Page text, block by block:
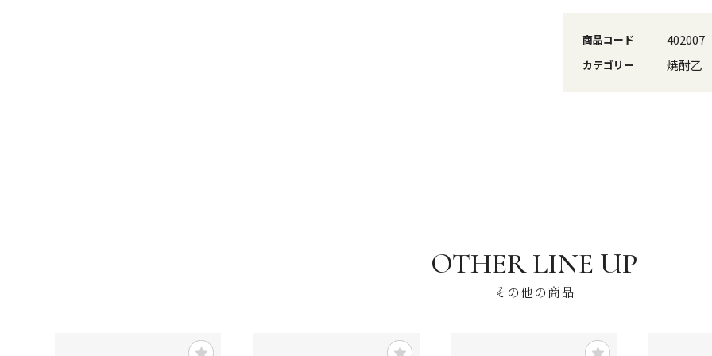
商品コード 402007
カテゴリー 焼酎乙
その他の商品